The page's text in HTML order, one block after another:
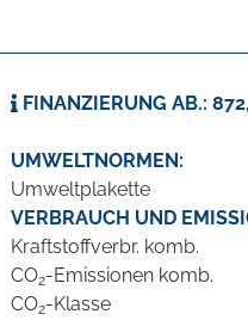
FINANZIERUNG AB.:
UMWELTNORMEN:
Umweltplakette
VERBRAUCH UND
Kraftstoffverbr. komb.
CO2-Emissionen komb.
CO2-Klasse